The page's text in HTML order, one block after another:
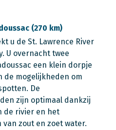
(270 km)
u de St. Lawrence River
U overnacht twee
een klein dorpje
de mogelijkheden om
De
zijn optimaal dankzij
de rivier en het
van zout en zoet water.